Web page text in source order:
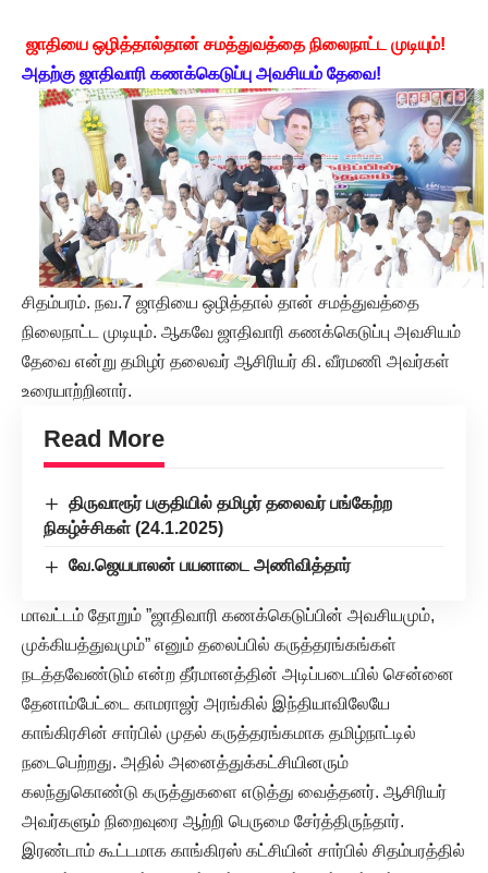
ஜாதியை ஒழித்தால்தான் சமத்துவத்தை நிலைநாட்ட முடியும்!
அதற்கு ஜாதிவாரி கணக்கெடுப்பு அவசியம் தேவை!
சிதம்பரம். நவ.7 ஜாதியை ஒழித்தால் தான் சமத்துவத்தை
நிலைநாட்ட முடியும். ஆகவே ஜாதிவாரி கணக்கெடுப்பு அவசியம்
தேவை என்று தமிழர் தலைவர் ஆசிரியர் கி. வீரமணி அவர்கள்
உரையாற்றினார்.
Read More
திருவாரூர் பகுதியில் தமிழர் தலைவர் பங்கேற்ற
நிகழ்ச்சிகள் (24.1.2025)
வே.ஜெயபாலன் பயனாடை அணிவித்தார்
மாவட்டம் தோறும் ”ஜாதிவாரி கணக்கெடுப்பின் அவசியமும்,
முக்கியத்துவமும்” எனும் தலைப்பில் கருத்தரங்கங்கள்
நடத்தவேண்டும் என்ற தீர்மானத்தின் அடிப்படையில் சென்னை
தேனாம்பேட்டை காமராஜர் அரங்கில் இந்தியாவிலேயே
காங்கிரசின் சார்பில் முதல் கருத்தரங்கமாக தமிழ்நாட்டில்
நடைபெற்றது. அதில் அனைத்துக்கட்சியினரும்
கலந்துகொண்டு கருத்துகளை எடுத்து வைத்தனர். ஆசிரியர்
அவர்களும் நிறைவுரை ஆற்றி பெருமை சேர்த்திருந்தார்.
இரண்டாம் கூட்டமாக காங்கிரஸ் கட்சியின் சார்பில் சிதம்பரத்தில்